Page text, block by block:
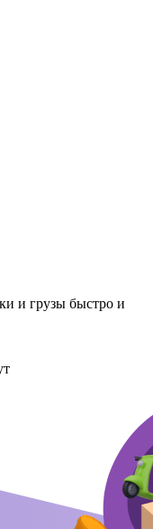
и грузы быстро и